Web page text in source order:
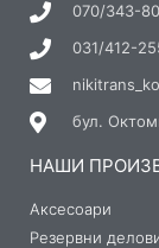
070/343-
031/412-
бул.
НАШИ
Аксесоари
Резервни